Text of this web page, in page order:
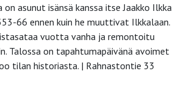
asunut isänsä kanssa itse Jaakko Ilkka
66 ennen kuin he muuttivat Ilkkalaan.
vuotta vanha ja remontoitu
Talossa on tapahtumapäivänä avoimet
tilan historiasta. | Rahnastontie 33